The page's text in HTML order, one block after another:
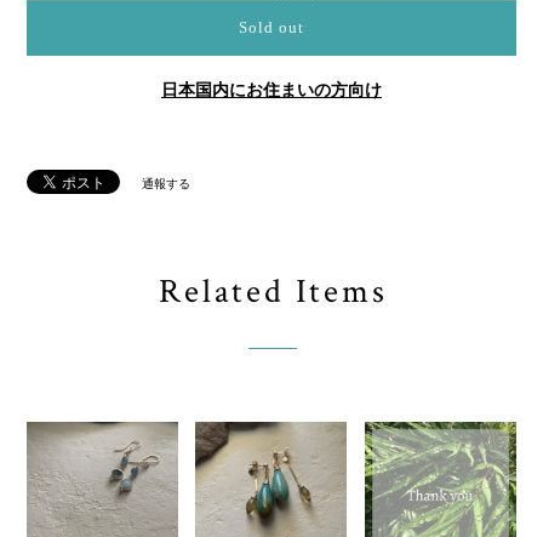
Sold out
日本国内にお住まいの方向け
通報する
Related Items